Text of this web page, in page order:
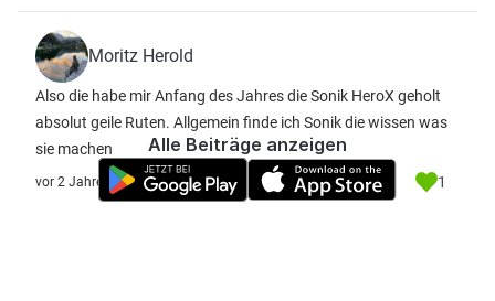
Moritz Herold
Also die habe mir Anfang des Jahres die Sonik HeroX geholt
absolut geile Ruten. Allgemein finde ich Sonik die wissen was
sie machen
vor 2 Jahre 1
Alle Beiträge anzeigen